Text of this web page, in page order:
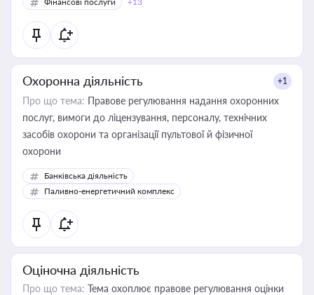
Охоронна діяльність +1
Про що тема: Правове регулювання надання охоронних
послуг, вимоги до ліцензування, персоналу, технічних
засобів охорони та організації пультової й фізичної
охорони
Банківська діяльність
Паливно-енергетичний комплекс
Оціночна діяльність
Про що тема: Тема охоплює правове регулювання оцінки